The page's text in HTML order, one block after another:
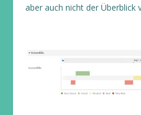
aber auch nicht der Überblick